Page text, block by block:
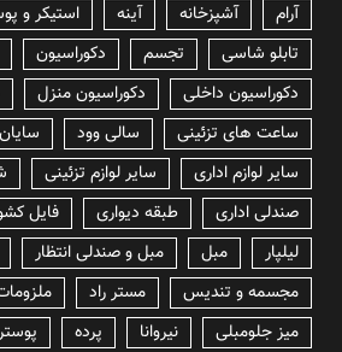
آرام
آشپزخانه آینه استیکر و
تابلو شاسی
تجسم دکوراسیون
دکوراسیون داخلی
دکوراسیون منزل
ساعت های تزئینی
سالی وود
سایر لوازم اداری
سایر لوازم تزئینی
صندلی اداری
طبقه دیواری فایل
لیلپار
مبل مبل و صندلی انتظار
مجسمه و تندیس
مستر راد
میز جلومبلی
نیروانا پرده